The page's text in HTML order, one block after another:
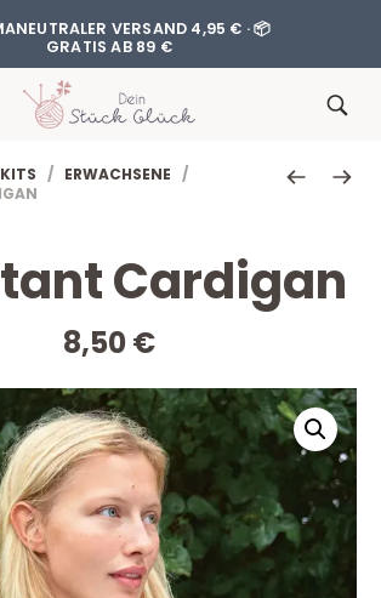
VERSAND 4,95 € · 📦
GRATIS AB 89 €
/ ERWACHSENE /
Cardigan
8,50€